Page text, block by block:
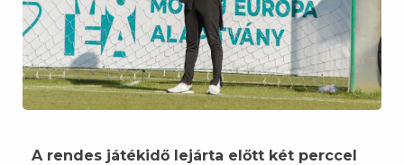
A rendes játékidő lejárta előtt két perccel